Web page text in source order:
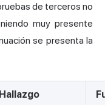
de terceros no
muy presente
se presenta la
Hallazgo